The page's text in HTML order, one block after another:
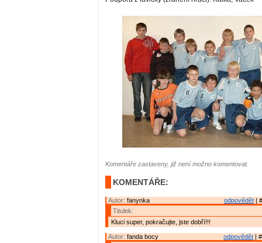
Komentáře zastaveny, již není možno komentovat.
KOMENTÁŘE:
odpovědět |
Autor: fanynka
Titulek:
Kluci super, pokračujte, jste dobří!!!
odpovědět |
Autor: fanda bocy